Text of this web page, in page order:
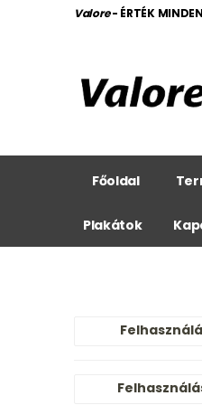
Valore - ÉRTÉK
Főoldal
Plakátok